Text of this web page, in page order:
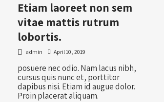
Etiam laoreet non sem
vitae mattis rutrum
lobortis.
admin April 10, 2019
posuere nec odio. Nam lacus nibh,
cursus quis nunc et, porttitor
dapibus nisi. Etiam id augue dolor.
Proin placerat aliquam.